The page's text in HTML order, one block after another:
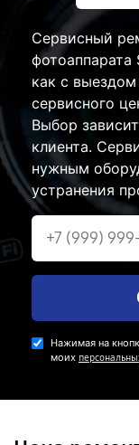
Сервисный
фотоаппарата
как с
сервисного
Выбор
клиента.
нужным
устранения
Нажимая на
моих